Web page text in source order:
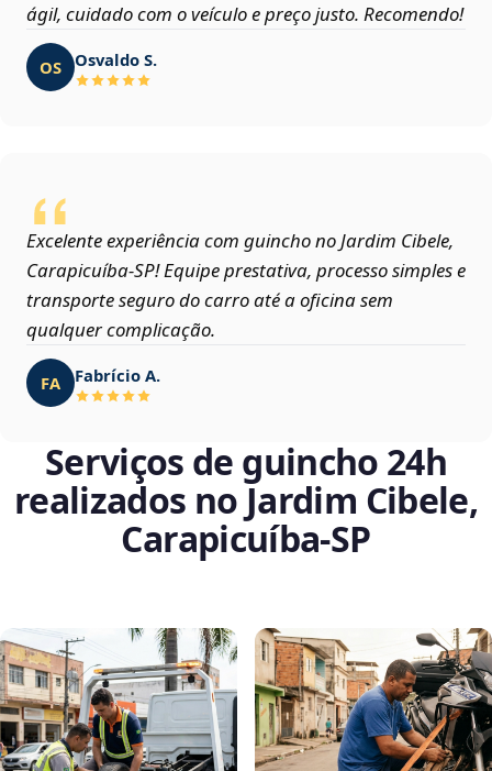
ágil, cuidado com o veículo e preço justo. Recomendo!
OS Osvaldo S.
Excelente experiência com guincho no Jardim Cibele,
Carapicuíba‑SP! Equipe prestativa, processo simples e
transporte seguro do carro até a oficina sem
qualquer complicação.
FA Fabrício A.
Serviços de guincho 24h
realizados no Jardim Cibele,
Carapicuíba‑SP